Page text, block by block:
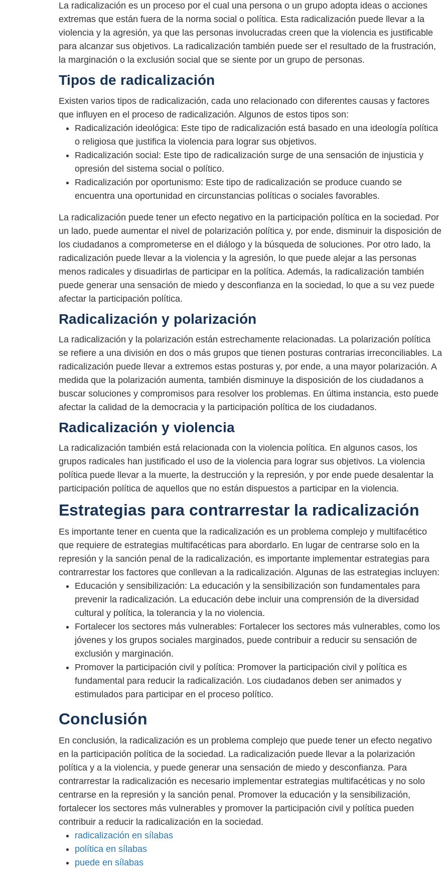
La radicalización es un proceso por el cual una persona o un grupo adopta ideas o acciones
extremas que están fuera de la norma social o política. Esta radicalización puede llevar a la
violencia y la agresión, ya que las personas involucradas creen que la violencia es justificable
para alcanzar sus objetivos. La radicalización también puede ser el resultado de la frustración,
la marginación o la exclusión social que se siente por un grupo de personas.
Tipos de radicalización
Existen varios tipos de radicalización, cada uno relacionado con diferentes causas y factores
que influyen en el proceso de radicalización. Algunos de estos tipos son:
Radicalización ideológica: Este tipo de radicalización está basado en una ideología política
o religiosa que justifica la violencia para lograr sus objetivos.
Radicalización social: Este tipo de radicalización surge de una sensación de injusticia y
opresión del sistema social o político.
Radicalización por oportunismo: Este tipo de radicalización se produce cuando se
encuentra una oportunidad en circunstancias políticas o sociales favorables.
La radicalización puede tener un efecto negativo en la participación política en la sociedad. Por
un lado, puede aumentar el nivel de polarización política y, por ende, disminuir la disposición de
los ciudadanos a comprometerse en el diálogo y la búsqueda de soluciones. Por otro lado, la
radicalización puede llevar a la violencia y la agresión, lo que puede alejar a las personas
menos radicales y disuadirlas de participar en la política. Además, la radicalización también
puede generar una sensación de miedo y desconfianza en la sociedad, lo que a su vez puede
afectar la participación política.
Radicalización y polarización
La radicalización y la polarización están estrechamente relacionadas. La polarización política
se refiere a una división en dos o más grupos que tienen posturas contrarias irreconciliables. La
radicalización puede llevar a extremos estas posturas y, por ende, a una mayor polarización. A
medida que la polarización aumenta, también disminuye la disposición de los ciudadanos a
buscar soluciones y compromisos para resolver los problemas. En última instancia, esto puede
afectar la calidad de la democracia y la participación política de los ciudadanos.
Radicalización y violencia
La radicalización también está relacionada con la violencia política. En algunos casos, los
grupos radicales han justificado el uso de la violencia para lograr sus objetivos. La violencia
política puede llevar a la muerte, la destrucción y la represión, y por ende puede desalentar la
participación política de aquellos que no están dispuestos a participar en la violencia.
Estrategias para contrarrestar la radicalización
Es importante tener en cuenta que la radicalización es un problema complejo y multifacético
que requiere de estrategias multifacéticas para abordarlo. En lugar de centrarse solo en la
represión y la sanción penal de la radicalización, es importante implementar estrategias para
contrarrestar los factores que conllevan a la radicalización. Algunas de las estrategias incluyen:
Educación y sensibilización: La educación y la sensibilización son fundamentales para
prevenir la radicalización. La educación debe incluir una comprensión de la diversidad
cultural y política, la tolerancia y la no violencia.
Fortalecer los sectores más vulnerables: Fortalecer los sectores más vulnerables, como los
jóvenes y los grupos sociales marginados, puede contribuir a reducir su sensación de
exclusión y marginación.
Promover la participación civil y política: Promover la participación civil y política es
fundamental para reducir la radicalización. Los ciudadanos deben ser animados y
estimulados para participar en el proceso político.
Conclusión
En conclusión, la radicalización es un problema complejo que puede tener un efecto negativo
en la participación política de la sociedad. La radicalización puede llevar a la polarización
política y a la violencia, y puede generar una sensación de miedo y desconfianza. Para
contrarrestar la radicalización es necesario implementar estrategias multifacéticas y no solo
centrarse en la represión y la sanción penal. Promover la educación y la sensibilización,
fortalecer los sectores más vulnerables y promover la participación civil y política pueden
contribuir a reducir la radicalización en la sociedad.
radicalización en sílabas
política en sílabas
puede en sílabas